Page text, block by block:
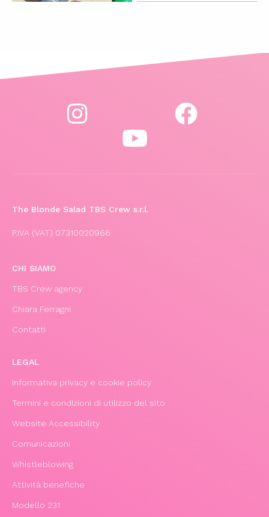
The Blonde Salad TBS Crew s.r.l.
P.IVA (VAT) 07310020966
CHI SIAMO
TBS Crew agency
Chiara Ferragni
Contatti
LEGAL
Informativa privacy e cookie policy
Termini e condizioni di utilizzo del sito
Website Accessibility
Comunicazioni
Whistleblowing
Attività benefiche
Modello 231